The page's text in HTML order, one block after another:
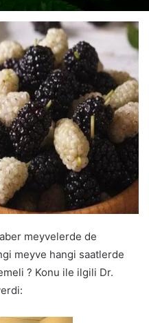
meyvelerde de
meyve hangi saatlerde
? Konu ile ilgili Dr.